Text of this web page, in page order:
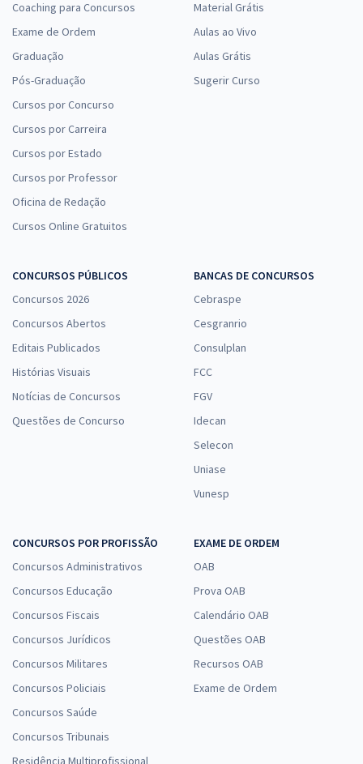
Coaching para Concursos
Exame de Ordem
Graduação
Pós-Graduação
Cursos por Concurso
Cursos por Carreira
Cursos por Estado
Cursos por Professor
Oficina de Redação
Cursos Online Gratuitos
Material Grátis
Aulas ao Vivo
Aulas Grátis
Sugerir Curso
CONCURSOS PÚBLICOS
Concursos 2026
Concursos Abertos
Editais Publicados
Histórias Visuais
Notícias de Concursos
Questões de Concurso
BANCAS DE CONCURSOS
Cebraspe
Cesgranrio
Consulplan
FCC
FGV
Idecan
Selecon
Uniase
Vunesp
CONCURSOS POR PROFISSÃO
Concursos Administrativos
Concursos Educação
Concursos Fiscais
Concursos Jurídicos
Concursos Militares
Concursos Policiais
Concursos Saúde
Concursos Tribunais
Residência Multiprofissional
EXAME DE ORDEM
OAB
Prova OAB
Calendário OAB
Questões OAB
Recursos OAB
Exame de Ordem